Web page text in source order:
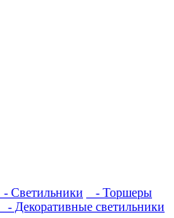
- Светильники
- Торшеры
- Декоративные светильники